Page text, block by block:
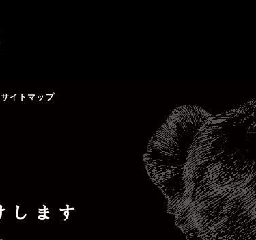
サイトマップ